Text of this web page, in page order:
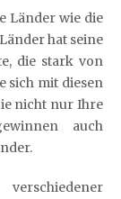
Länder wie die
hat seine
die stark von
sich mit diesen
nicht nur Ihre
auch